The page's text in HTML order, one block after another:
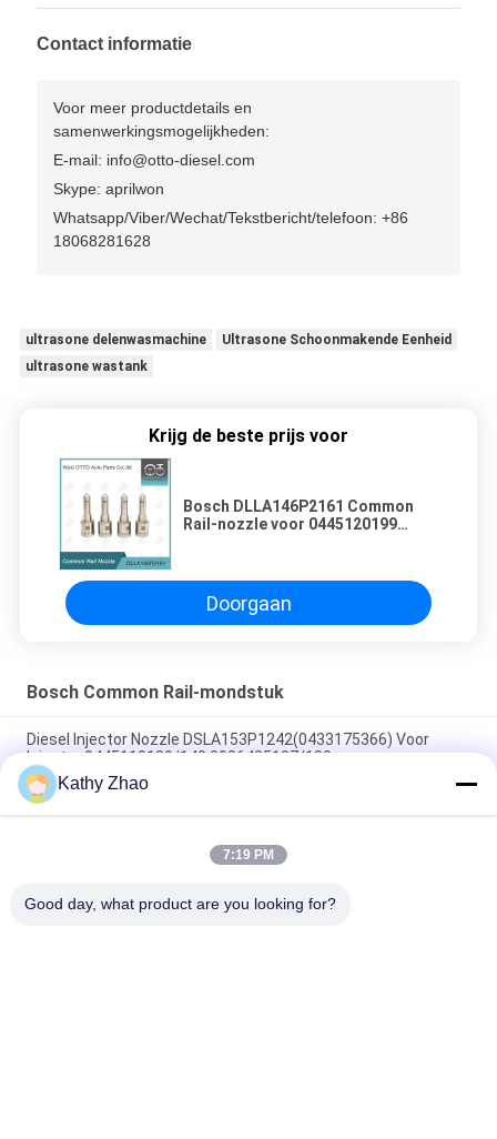
Contact informatie
Voor meer productdetails en
samenwerkingsmogelijkheden:
E-mail: info@otto-diesel.com
Skype: aprilwon
Whatsapp/Viber/Wechat/Tekstbericht/telefoon: +86
18068281628
ultrasone delenwasmachine
Ultrasone Schoonmakende Eenheid
ultrasone wastank
Krijg de beste prijs voor
Bosch DLLA146P2161 Common
Rail-nozzle voor 0445120199
Doorgaan
Bosch Common Rail-mondstuk
Diesel Injector Nozzle DSLA153P1242(0433175366) Voor
Injector 0445110139/140,0986435107/180
DLLA141P2146 Common Rail Injector Nozzle Voor Injectoren
0445120134
DSLA150P1438 Common Rail Nozzle 0433175425 voor
Kathy Zhao
7:19 PM
Good day, what product are you looking for?